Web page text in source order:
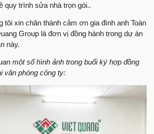
quy trình sửa nhà trọn gói..
tôi xin chân thành cảm ơn gia đình anh Toàn
Group là đơn vị đồng hành trong dự án
này.
một số hình ảnh trong buổi ký hợp đồng
văn phòng công ty: